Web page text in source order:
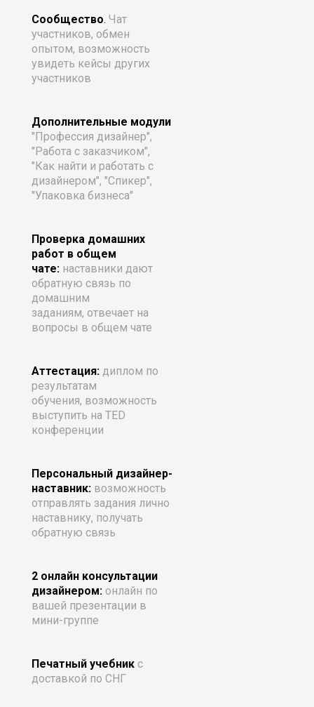
Сообщество. Чат
участников, обмен
опытом, возможность
увидеть кейсы других
участников
Дополнительные модули
"Профессия дизайнер",
"Работа с заказчиком",
"Как найти и работать с
дизайнером", "Спикер",
"Упаковка бизнеса"
Проверка домашних
работ в общем
чате: наставники дают
обратную связь по
домашним
заданиям, отвечает на
вопросы в общем чате
Аттестация: диплом по
результатам
обучения, возможность
выступить на TED
конференции
Персональный дизайнер-
наставник: возможность
отправлять задания лично
наставнику, получать
обратную связь
2 онлайн консультации
дизайнером: онлайн по
вашей презентации в
мини-группе
Печатный учебник с
доставкой по СНГ